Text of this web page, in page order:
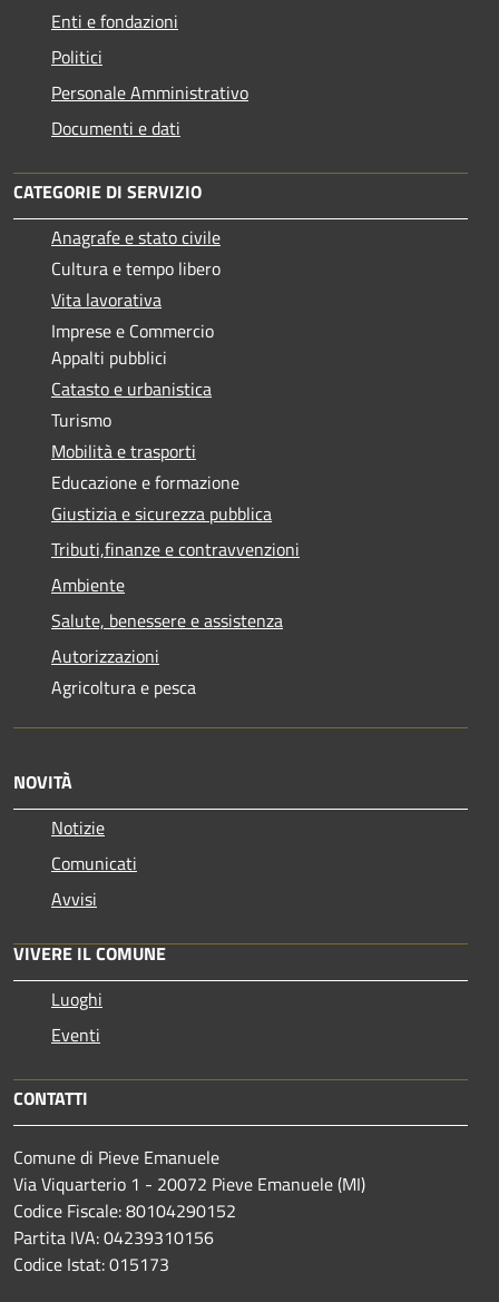
Enti e fondazioni
Politici
Personale Amministrativo
Documenti e dati
CATEGORIE DI SERVIZIO
Anagrafe e stato civile
Cultura e tempo libero
Vita lavorativa
Imprese e Commercio
Appalti pubblici
Catasto e urbanistica
Turismo
Mobilità e trasporti
Educazione e formazione
Giustizia e sicurezza pubblica
Tributi,finanze e contravvenzioni
Ambiente
Salute, benessere e assistenza
Autorizzazioni
Agricoltura e pesca
NOVITÀ
Notizie
Comunicati
Avvisi
VIVERE IL COMUNE
Luoghi
Eventi
CONTATTI
Comune di Pieve Emanuele
Via Viquarterio 1 - 20072 Pieve Emanuele (MI)
Codice Fiscale: 80104290152
Partita IVA: 04239310156
Codice Istat: 015173